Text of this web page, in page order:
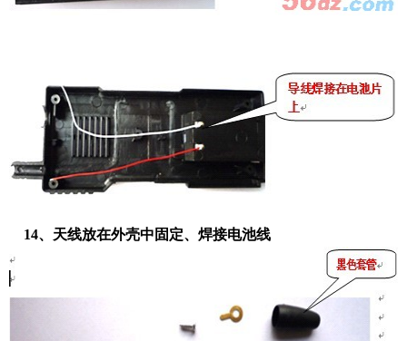
14、天线放在外壳中固定、焊接电池线